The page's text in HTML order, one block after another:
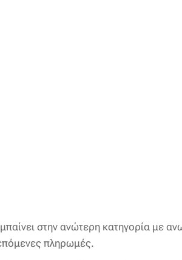
μπαίνει στην ανώτερη κατηγορία
πληρωμές.